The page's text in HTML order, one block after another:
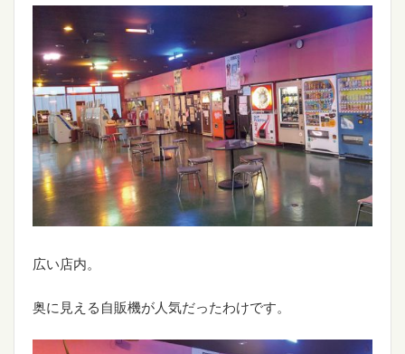
広い店内。
奥に見える自販機が人気だったわけです。